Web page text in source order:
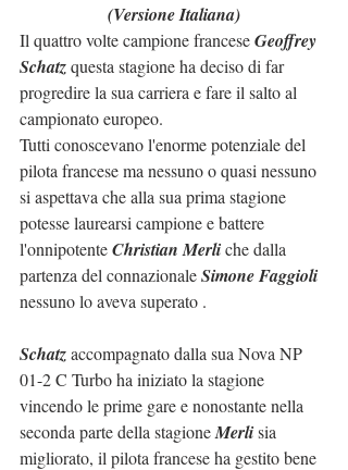
(Versione Italiana)
Il quattro volte campione francese Geoffrey
Schatz questa stagione ha deciso di far
progredire la sua carriera e fare il salto al
campionato europeo.
Tutti conoscevano l'enorme potenziale del
pilota francese ma nessuno o quasi nessuno
si aspettava che alla sua prima stagione
potesse laurearsi campione e battere
l'onnipotente Christian Merli che dalla
partenza del connazionale Simone Faggioli
nessuno lo aveva superato .
Schatz accompagnato dalla sua Nova NP
01-2 C Turbo ha iniziato la stagione
vincendo le prime gare e nonostante nella
seconda parte della stagione Merli sia
migliorato, il pilota francese ha gestito bene